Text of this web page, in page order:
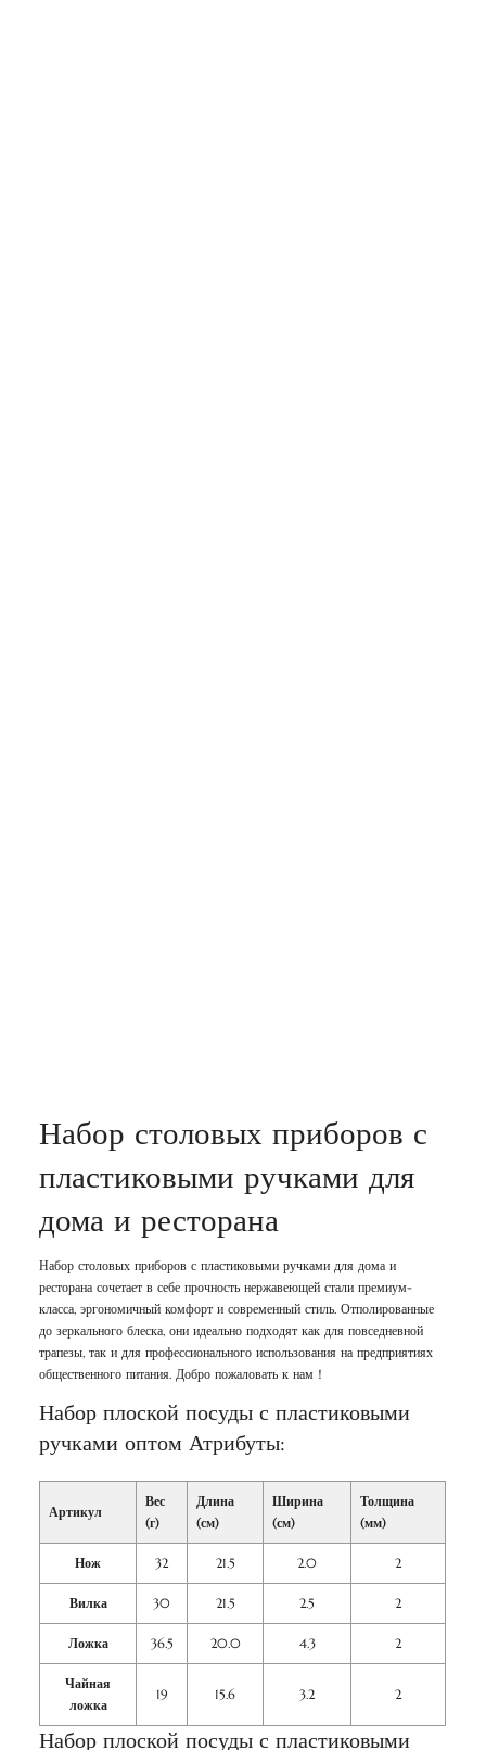
Набор столовых приборов с
пластиковыми ручками для
дома и ресторана
Набор столовых приборов с пластиковыми ручками для дома и
ресторана сочетает в себе прочность нержавеющей стали премиум-
класса, эргономичный комфорт и современный стиль. Отполированные
до зеркального блеска, они идеально подходят как для повседневной
трапезы, так и для профессионального использования на предприятиях
общественного питания. Добро пожаловать к нам！
Набор плоской посуды с пластиковыми
ручками оптом Атрибуты:
Артикул
Вес
(г)
Длина
(см)
Ширина
(см)
Толщина
(мм)
Нож 32 21.5 2.0 2
Вилка 30 21.5 2.5 2
Ложка 36.5 20.0 4.3 2
Чайная
ложка
19 15.6 3.2 2
Набор плоской посуды с пластиковыми